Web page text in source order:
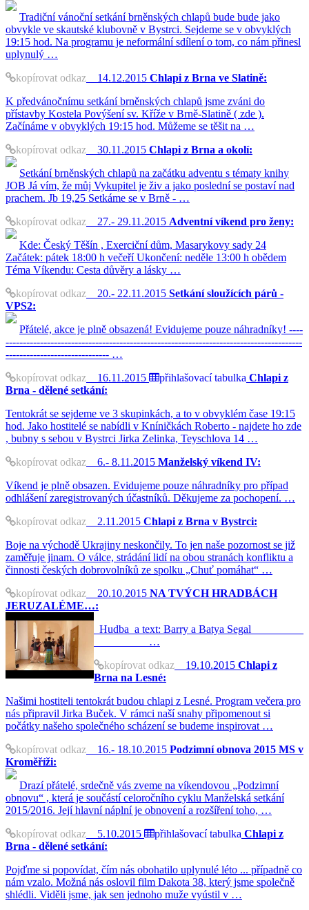
Tradiční vánoční setkání brněnských chlapů bude bude jako
obvykle ve skautské klubovně v Bystrci. Sejdeme se v obvyklých
19:15 hod. Na programu je neformální sdílení o tom, co nám přinesl
uplynulý …
kopírovat odkaz 14.12.2015 Chlapi z Brna ve Slatině:
K předvánočnímu setkání brněnských chlapů jsme zváni do
přístavby Kostela Povýšení sv. Kříže v Brně-Slatině ( zde ).
Začínáme v obvyklých 19:15 hod. Můžeme se těšit na …
kopírovat odkaz 30.11.2015 Chlapi z Brna a okolí:
Setkání brněnských chlapů na začátku adventu s tématy knihy
JOB Já vím, že můj Vykupitel je živ a jako poslední se postaví nad
prachem. Jb 19,25 Setkáme se v Brně - …
kopírovat odkaz 27.- 29.11.2015 Adventní víkend pro ženy:
Kde: Český Těšín , Exerciční dům, Masarykovy sady 24
Začátek: pátek 18:00 h večeří Ukončení: neděle 13:00 h obědem
Téma Víkendu: Cesta důvěry a lásky …
kopírovat odkaz 20.- 22.11.2015 Setkání sloužících párů -
VPS2:
Přátelé, akce je plně obsazená! Evidujeme pouze náhradníky! ----
--------------------------------------------------------------------------------------
------------------------------ …
kopírovat odkaz 16.11.2015 přihlašovací tabulka Chlapi z
Brna - dělené setkání:
Tentokrát se sejdeme ve 3 skupinkách, a to v obvyklém čase 19:15
hod. Jako hostitelé se nabídli v Kníničkách Roberto - najdete ho zde
, bubny s sebou v Bystrci Jirka Zelinka, Teyschlova 14 …
kopírovat odkaz 6.- 8.11.2015 Manželský víkend IV:
Víkend je plně obsazen. Evidujeme pouze náhradníky pro případ
odhlášení zaregistrovaných účastníků. Děkujeme za pochopení. …
kopírovat odkaz 2.11.2015 Chlapi z Brna v Bystrci:
Boje na východě Ukrajiny neskončily. To jen naše pozornost se již
zaměřuje jinam. O válce, strádání lidí na obou stranách konfliktu a
činnosti českých dobrovolníků ze spolku „Chuť pomáhat“ …
kopírovat odkaz 20.10.2015 NA TVÝCH HRADBÁCH
JERUZALÉME…:
Hudba a text: Barry a Batya Segal
…
kopírovat odkaz 19.10.2015 Chlapi z
Brna na Lesné:
Našimi hostiteli tentokrát budou chlapi z Lesné. Program večera pro
nás připravil Jirka Buček. V rámci naší snahy připomenout si
počátky našeho společného scházení se budeme inspirovat …
kopírovat odkaz 16.- 18.10.2015 Podzimní obnova 2015 MS v
Kroměříži:
Drazí přátelé, srdečně vás zveme na víkendovou „Podzimní
obnovu“ , která je součástí celoročního cyklu Manželská setkání
2015/2016. Její hlavní náplní je obnovení a rozšíření toho, …
kopírovat odkaz 5.10.2015 přihlašovací tabulka Chlapi z
Brna - dělené setkání:
Pojďme si popovídat, čím nás obohatilo uplynulé léto ... případně co
nám vzalo. Možná nás oslovil film Dakota 38, který jsme společně
shlédli. Viděli jsme, jak sen jednoho muže vyústil v …